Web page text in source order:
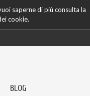
saperne di più consulta la
cookie.
BLOG